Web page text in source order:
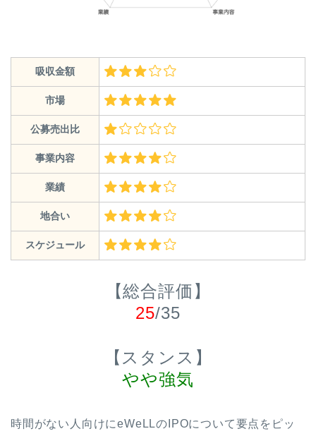
吸収金額
市場
公募売出比
事業内容
業績
地合い
スケジュール
【総合評価】
25/35
【スタンス】
やや強気
時間がない人向けにeWeLLのIPOについて要点をピッ